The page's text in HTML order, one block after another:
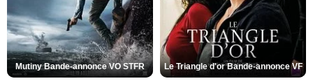
Mutiny Bande-annonce VO STFR Le Triangle d'or Bande-annonce VF